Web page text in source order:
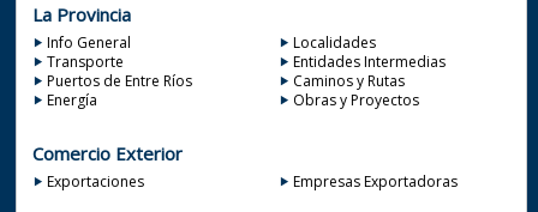
La Provincia
Info General
Localidades
Transporte
Entidades Intermedias
Puertos de Entre Ríos
Caminos y Rutas
Energía
Obras y Proyectos
Comercio Exterior
Exportaciones Empresas Exportadoras